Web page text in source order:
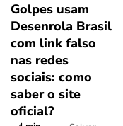
Golpes usam
Desenrola Brasil
com link falso
nas redes
sociais: como
saber o site
oficial?